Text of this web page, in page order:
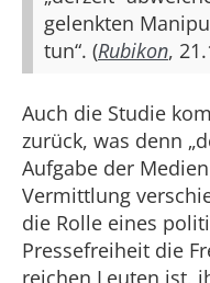
gelenkten
tun“. (Rubikon,
Auch die Studie
zurück, was denn
Aufgabe der
Vermittlung
die Rolle eines
Pressefreiheit die
reichen Leuten ist,